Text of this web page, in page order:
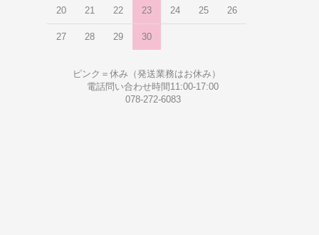
20 21 22 23 24 25 26
27 28 29 30
ピンク＝休み（発送業務はお休み）
電話問い合わせ時間11:00-17:00
078-272-6083